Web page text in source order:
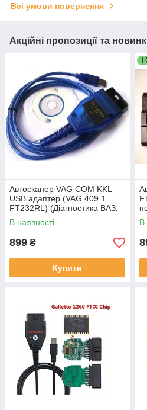
Всі умови повернення
Акційні пропозиції та
Автосканер VAG COM KKL
USB адаптер (VAG 409.1
FT232RL) (Діагностика ВАЗ,
старі VW/Seat/Audi/Skoda)
В наявності
899 ₴
Купити
В